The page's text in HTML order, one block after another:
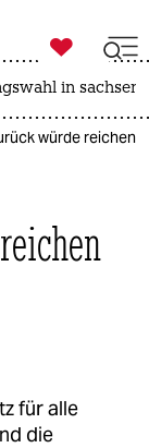

taz zahl ich
in
würde reichen
für alle
die